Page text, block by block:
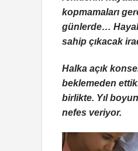
kopmamaları
günlerde… Hayal
sahip çıkacak
Halka açık
beklemeden
birlikte. Yıl
nefes veriyor.